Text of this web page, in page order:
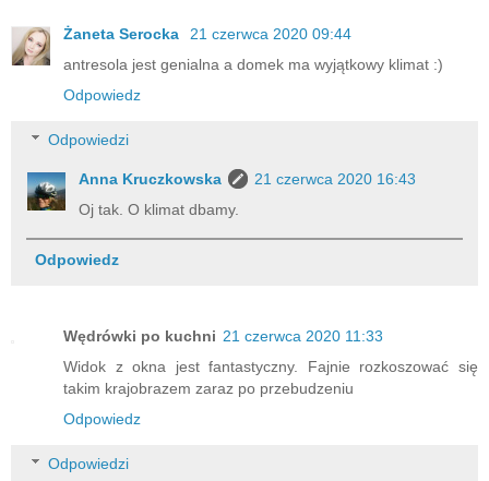
Żaneta Serocka
21 czerwca 2020 09:44
antresola jest genialna a domek ma wyjątkowy klimat :)
Odpowiedz
Odpowiedzi
Anna Kruczkowska
21 czerwca 2020 16:43
Oj tak. O klimat dbamy.
Odpowiedz
Wędrówki po kuchni 21 czerwca 2020 11:33
Widok z okna jest fantastyczny. Fajnie rozkoszować się
takim krajobrazem zaraz po przebudzeniu
Odpowiedz
Odpowiedzi